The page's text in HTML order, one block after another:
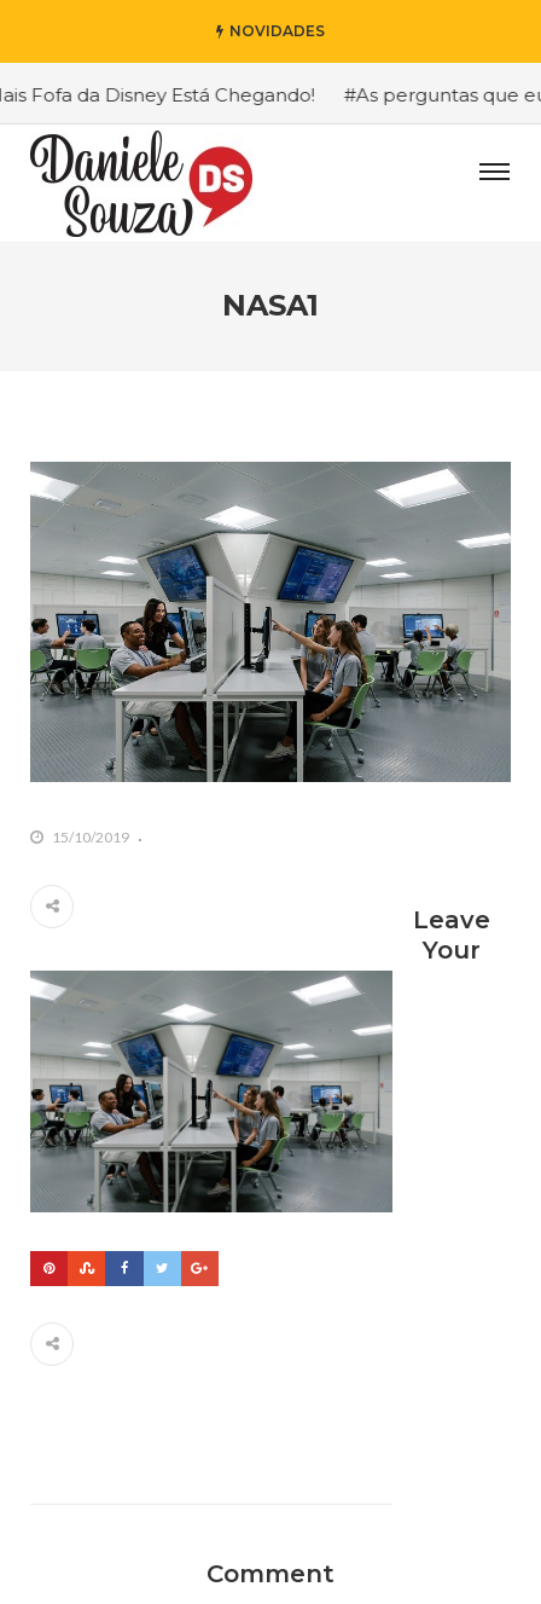
NOVIDADES
da Disney Está Chegando! #As perguntas que eu
NASA1
15/10/2019
Leave
Your
Comment